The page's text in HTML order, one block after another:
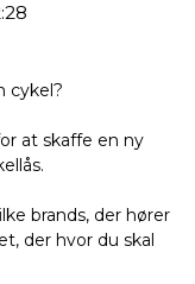
cykel?
at skaffe en ny
brands, der hører
der hvor du skal